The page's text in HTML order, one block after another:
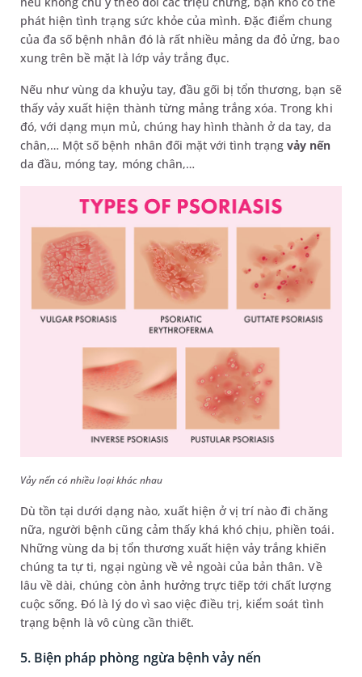
phát hiện tình trạng sức khỏe của mình. Đặc điểm chung
của đa số bệnh nhân đó là rất nhiều mảng da đỏ ửng, bao
xung trên bề mặt là lớp vảy trắng đục.
Nếu như vùng da khuỷu tay, đầu gối bị tổn thương, bạn sẽ
thấy vảy xuất hiện thành từng mảng trắng xóa. Trong khi
đó, với dạng mụn mủ, chúng hay hình thành ở da tay, da
chân,… Một số bệnh nhân đối mặt với tình trạng vảy nến
da đầu, móng tay, móng chân,…
Vảy nến có nhiều loại khác nhau
Dù tồn tại dưới dạng nào, xuất hiện ở vị trí nào đi chăng
nữa, người bệnh cũng cảm thấy khá khó chịu, phiền toái.
Những vùng da bị tổn thương xuất hiện vảy trắng khiến
chúng ta tự ti, ngại ngùng về vẻ ngoài của bản thân. Về
lâu về dài, chúng còn ảnh hưởng trực tiếp tới chất lượng
cuộc sống. Đó là lý do vì sao việc điều trị, kiểm soát tình
trạng bệnh là vô cùng cần thiết.
5. Biện pháp phòng ngừa bệnh vảy nến